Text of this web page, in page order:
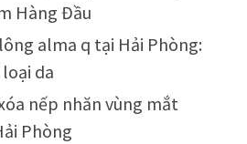
Hàng Đầu
alma q tại Hải Phòng:
da
nếp nhăn vùng mắt
Phòng